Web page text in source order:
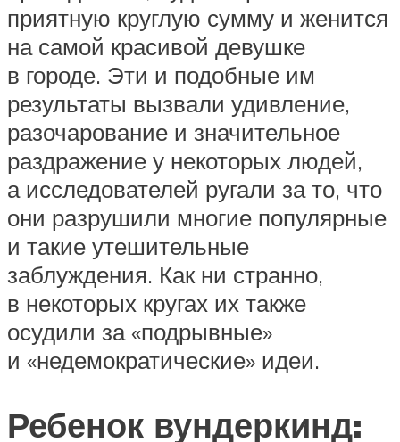
приятную круглую сумму и женится
на самой красивой девушке
в городе. Эти и подобные им
результаты вызвали удивление,
разочарование и значительное
раздражение у некоторых людей,
а исследователей ругали за то, что
они разрушили многие популярные
и такие утешительные
заблуждения. Как ни странно,
в некоторых кругах их также
осудили за «подрывные»
и «недемократические» идеи.
Ребенок вундеркинд: